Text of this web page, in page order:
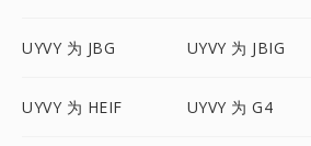
UYVY 为 JBG UYVY 为 JBIG
UYVY 为 HEIF UYVY 为 G4